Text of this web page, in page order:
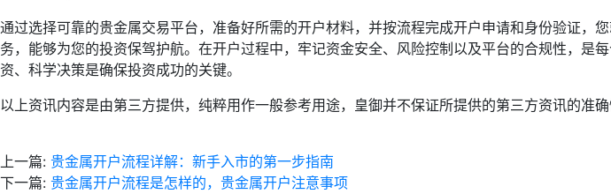
通过选择可靠的贵金属交易平台，准备好所需的开户材料，并按流程完成开户申请和身份验证，
务，能够为您的投资保驾护航。在开户过程中，牢记资金安全、风险控制以及平台的合规性，
资、科学决策是确保投资成功的关键。
以上资讯内容是由第三方提供，纯粹用作一般参考用途，皇御并不保证所提供的第三方资讯的准
上一篇: 贵金属开户流程详解：新手入市的第一步指南
下一篇: 贵金属开户流程是怎样的，贵金属开户注意事项